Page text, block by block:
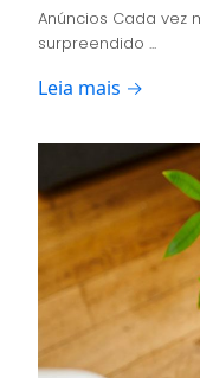
Anúncios Cada vez
surpreendido ...
Leia mais →